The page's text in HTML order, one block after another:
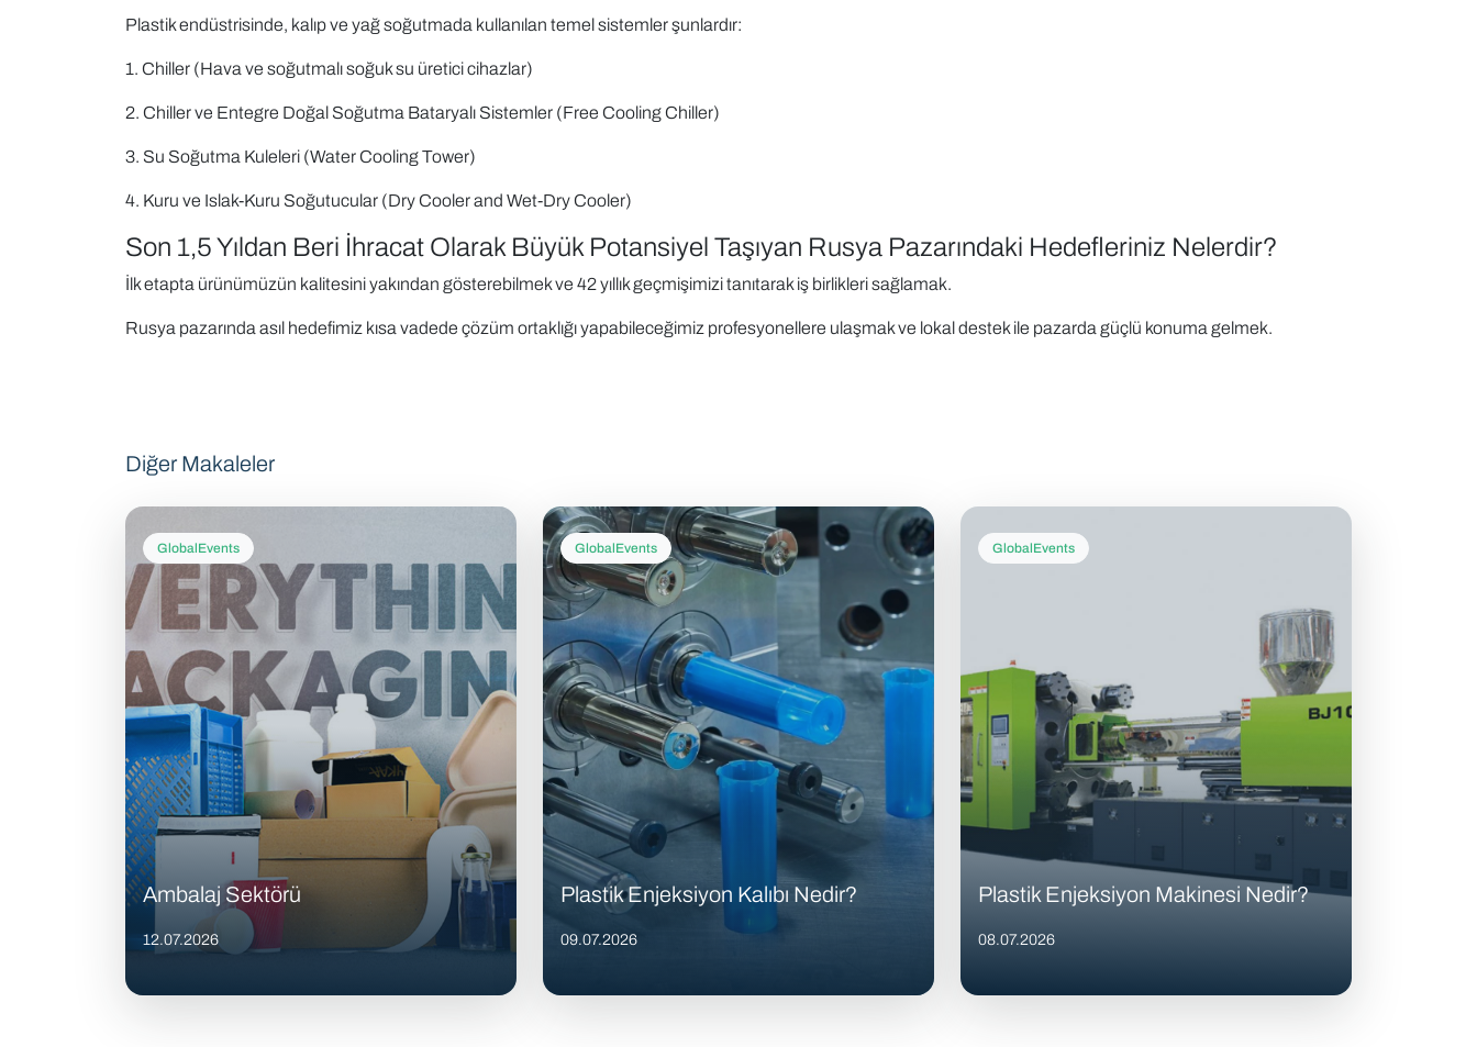
Plastik endüstrisinde, kalıp ve yağ soğutmada kullanılan temel sistemler şunlardır:
1. Chiller (Hava ve soğutmalı soğuk su üretici cihazlar)
2. Chiller ve Entegre Doğal Soğutma Bataryalı Sistemler (Free Cooling Chiller)
3. Su Soğutma Kuleleri (Water Cooling Tower)
4. Kuru ve Islak-Kuru Soğutucular (Dry Cooler and Wet-Dry Cooler)
Son 1,5 Yıldan Beri İhracat Olarak Büyük Potansiyel Taşıyan Rusya Pazarındaki Hedefleriniz Nelerdir?
İlk etapta ürünümüzün kalitesini yakından gösterebilmek ve 42 yıllık geçmişimizi tanıtarak iş birlikleri sağlamak.
Rusya pazarında asıl hedefimiz kısa vadede çözüm ortaklığı yapabileceğimiz profesyonellere ulaşmak ve lokal destek ile pazarda güçlü konuma gelmek.
Diğer Makaleler
GlobalEvents
Ambalaj Sektörü
12.07.2026
GlobalEvents
Plastik Enjeksiyon Kalıbı Nedir?
09.07.2026
GlobalEvents
Plastik Enjeksiyon Makinesi Nedir?
08.07.2026